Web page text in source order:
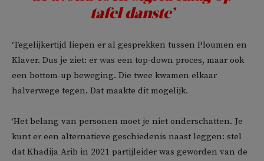
tafel danste’
‘Tegelijkertijd liepen er al gesprekken tussen Ploumen en
Klaver. Dus je ziet: er was een top-down proces, maar ook
een bottom-up beweging. Die twee kwamen elkaar
halverwege tegen. Dat maakte dit mogelijk.
‘Het belang van personen moet je niet onderschatten. Je
kunt er een alternatieve geschiedenis naast leggen: stel
dat Khadija Arib in 2021 partijleider was geworden van de